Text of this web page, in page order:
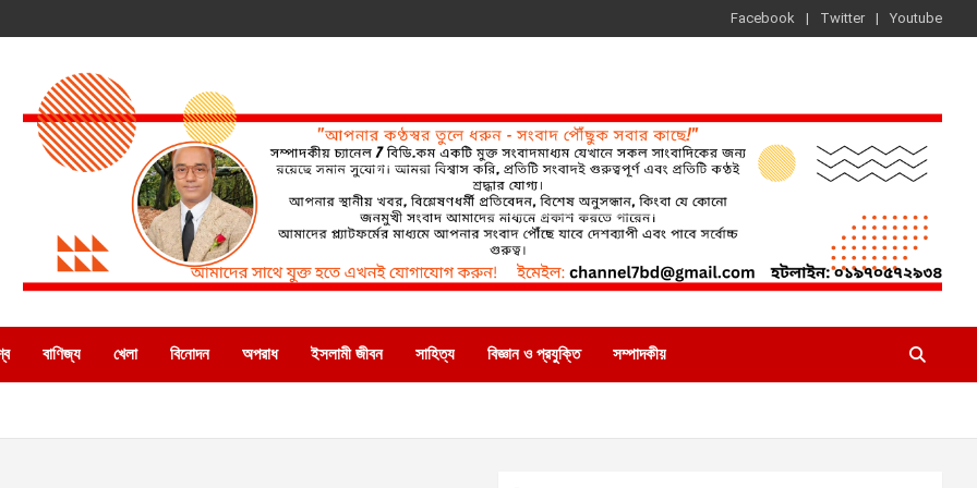
Facebook Twitter Youtube
বাণিজ্য খেলা বিনোদন অপরাধ ইসলামী জীবন সাহিত্য বিজ্ঞান ও প্রযুক্তি সম্পাদকীয়